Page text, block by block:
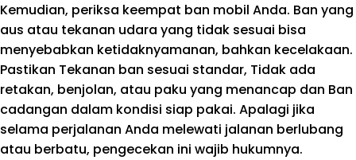
Kemudian, periksa keempat ban mobil Anda. Ban yang
aus atau tekanan udara yang tidak sesuai bisa
menyebabkan ketidaknyamanan, bahkan kecelakaan.
Pastikan Tekanan ban sesuai standar, Tidak ada
retakan, benjolan, atau paku yang menancap dan Ban
cadangan dalam kondisi siap pakai. Apalagi jika
selama perjalanan Anda melewati jalanan berlubang
atau berbatu, pengecekan ini wajib hukumnya.